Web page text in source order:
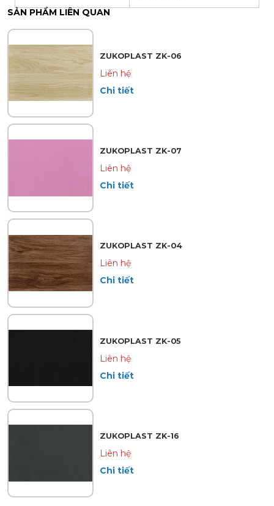
SẢN PHẨM LIÊN QUAN
ZUKOPLAST ZK-06
Liên hệ
Chi tiết
ZUKOPLAST ZK-07
Liên hệ
Chi tiết
ZUKOPLAST ZK-04
Liên hệ
Chi tiết
ZUKOPLAST ZK-05
Liên hệ
Chi tiết
ZUKOPLAST ZK-16
Liên hệ
Chi tiết